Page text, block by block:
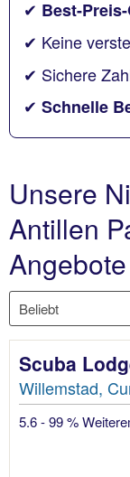
✔ Best-
✔ Keine
✔ Sichere
✔ Schnelle
Unsere
Antillen
Angebote
Scuba
Willemstad,
5.6 - 99 %